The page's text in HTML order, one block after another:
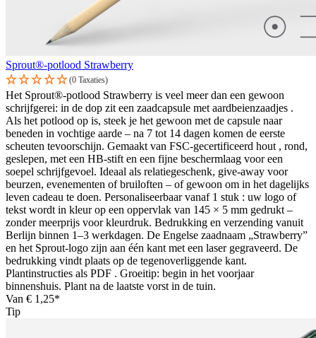
Sprout®-potlood Strawberry
(0 Taxaties)
Het Sprout®-potlood Strawberry is veel meer dan een gewoon
schrijfgerei: in de dop zit een zaadcapsule met aardbeienzaadjes .
Als het potlood op is, steek je het gewoon met de capsule naar
beneden in vochtige aarde – na 7 tot 14 dagen komen de eerste
scheuten tevoorschijn. Gemaakt van FSC-gecertificeerd hout , rond,
geslepen, met een HB-stift en een fijne beschermlaag voor een
soepel schrijfgevoel. Ideaal als relatiegeschenk, give-away voor
beurzen, evenementen of bruiloften – of gewoon om in het dagelijks
leven cadeau te doen. Personaliseerbaar vanaf 1 stuk : uw logo of
tekst wordt in kleur op een oppervlak van 145 × 5 mm gedrukt –
zonder meerprijs voor kleurdruk. Bedrukking en verzending vanuit
Berlijn binnen 1–3 werkdagen. De Engelse zaadnaam „Strawberry”
en het Sprout-logo zijn aan één kant met een laser gegraveerd. De
bedrukking vindt plaats op de tegenoverliggende kant.
Plantinstructies als PDF . Groeitip: begin in het voorjaar
binnenshuis. Plant na de laatste vorst in de tuin.
Van € 1,25*
Tip